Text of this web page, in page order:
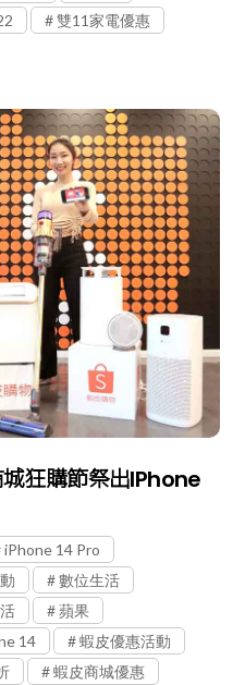
雙11家電優惠
城狂購節祭出iPhone
iPhone 14 Pro
數位生活
蘋果
14
蝦皮優惠活動
蝦皮商城優惠